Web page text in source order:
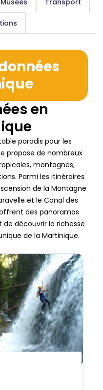
Musées Transport
en
paradis pour les
propose de nombreux
montagnes,
Parmi les itinéraires
de la Montagne
et le Canal des
des panoramas
découvrir la richesse
de la Martinique.